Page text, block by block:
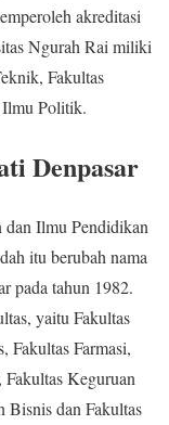
akreditasi
Ngurah Rai miliki
Fakultas
Ilmu Politik.
Denpasar
Ilmu Pendidikan
itu berubah nama
pada tahun 1982.
yaitu Fakultas
Fakultas Farmasi,
Keguruan
Bisnis dan Fakultas